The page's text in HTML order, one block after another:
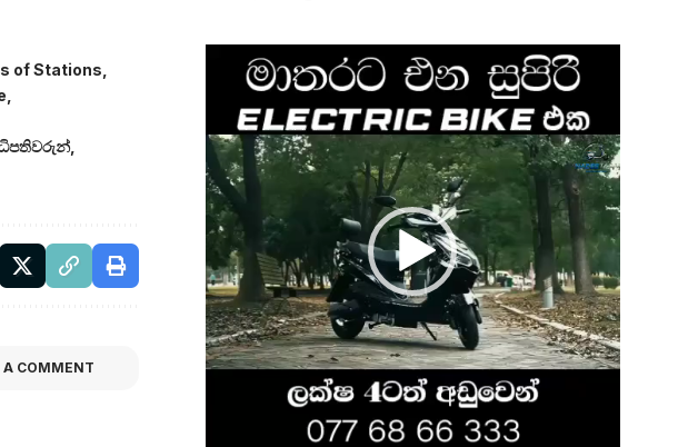
of Stations
A COMMENT
Video
Player